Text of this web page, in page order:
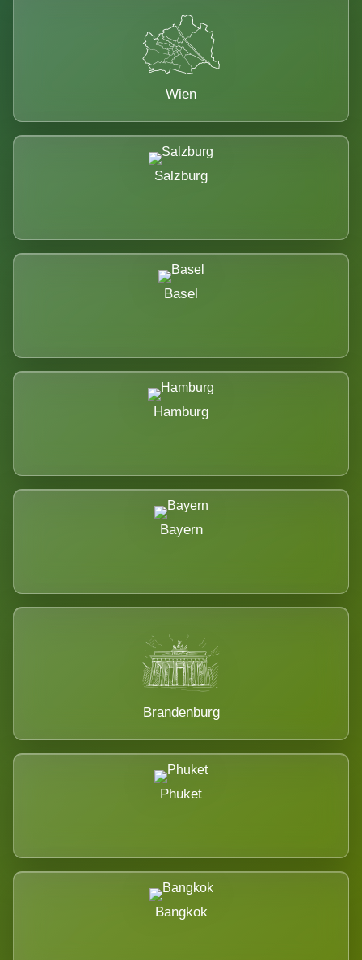
Wien
Salzburg
Basel
Hamburg
Bayern
Brandenburg
Phuket
Bangkok